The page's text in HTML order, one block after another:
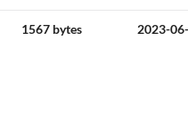
1567 bytes 2023-